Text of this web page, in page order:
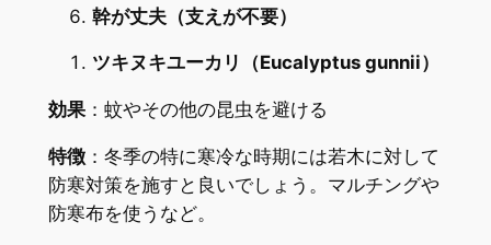
幹が丈夫（支えが不要）
ツキヌキユーカリ（Eucalyptus gunnii）
効果：蚊やその他の昆虫を避ける
特徴：冬季の特に寒冷な時期には若木に対して
防寒対策を施すと良いでしょう。マルチングや
防寒布を使うなど。